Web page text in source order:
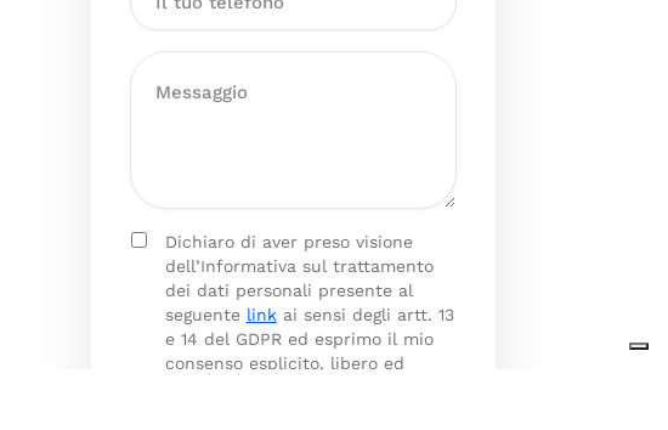
Dichiaro di aver preso visione
dell’Informativa sul trattamento
dei dati personali presente al
seguente linkai sensi degli artt. 13
e 14 del GDPR ed esprimo il mio
consenso esplicito, libero ed